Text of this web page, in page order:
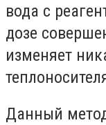
вода с
дозе
изменяет
Данный